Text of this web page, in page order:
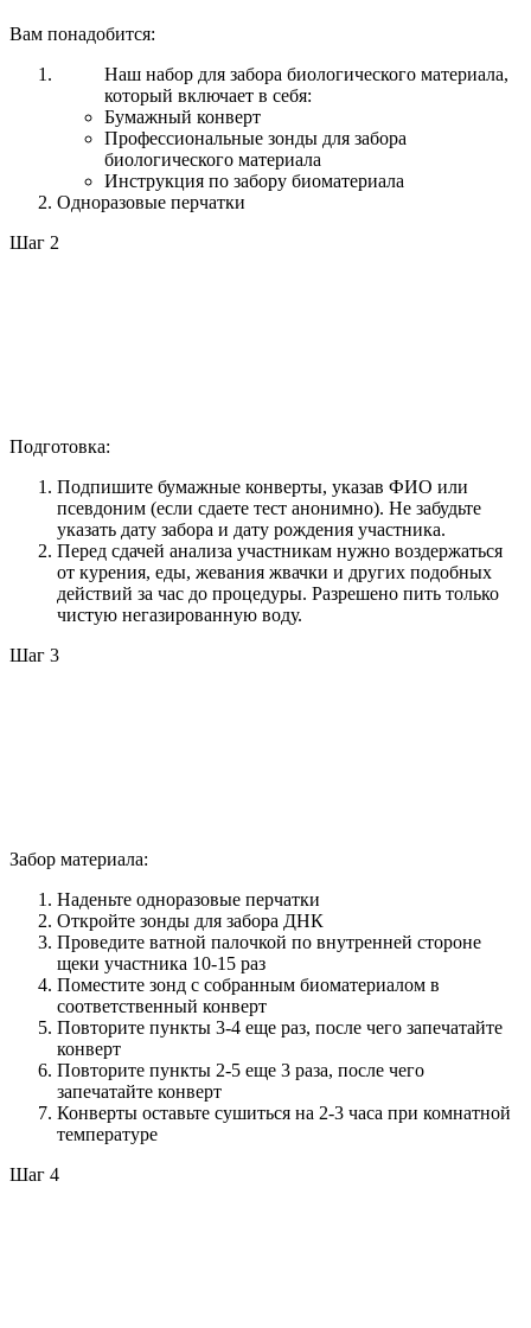
Вам понадобится:
Наш набор для забора биологического материала,
который включает в себя:
Бумажный конверт
Профессиональные зонды для забора
биологического материала
Инструкция по забору биоматериала
Одноразовые перчатки
Шаг 2
Подготовка:
Подпишите бумажные конверты, указав ФИО или
псевдоним (если сдаете тест анонимно). Не забудьте
указать дату забора и дату рождения участника.
Перед сдачей анализа участникам нужно воздержаться
от курения, еды, жевания жвачки и других подобных
действий за час до процедуры. Разрешено пить только
чистую негазированную воду.
Шаг 3
Забор материала:
Наденьте одноразовые перчатки
Откройте зонды для забора ДНК
Проведите ватной палочкой по внутренней стороне
щеки участника 10-15 раз
Поместите зонд с собранным биоматериалом в
соответственный конверт
Повторите пункты 3-4 еще раз, после чего запечатайте
конверт
Повторите пункты 2-5 еще 3 раза, после чего
запечатайте конверт
Конверты оставьте сушиться на 2-3 часа при комнатной
температуре
Шаг 4